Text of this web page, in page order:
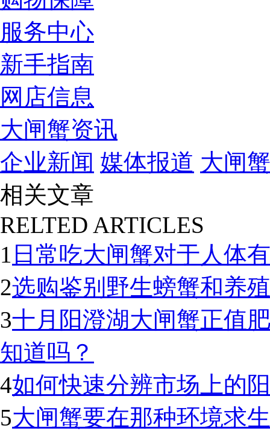
服务中心
新手指南
网店信息
大闸蟹资讯
企业新闻 媒体报道 大闸
相关文章
RELTED ARTICLES
1 日常吃大闸蟹对于人体
2选购鉴别野生螃蟹和养
3十月阳澄湖大闸蟹正值
知道吗？
4如何快速分辨市场上的
5大闸蟹要在那种环境求